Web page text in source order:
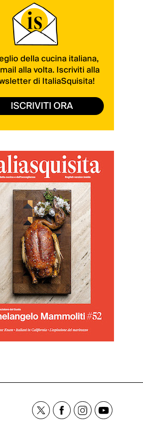
della cucina italiana,
alla volta. Iscriviti alla
di ItaliaSquisita!
ISCRIVITI ORA